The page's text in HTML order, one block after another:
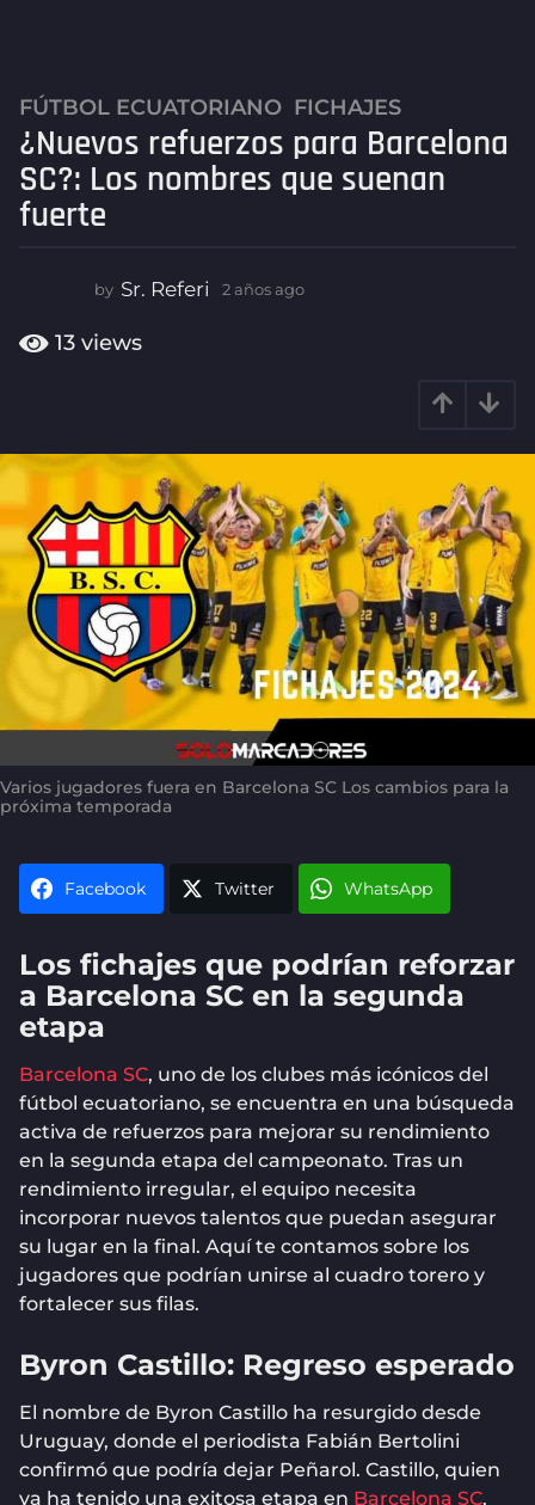
2
a
ñ
o
s
2
s
g
o
FÚTBOL ECUATORIANO ,FICHAJES
¿Nuevos refuerzos para Barcelona
SC?: Los nombres que suenan
fuerte
by Sr. Referi 2 años ago
13 views
Varios jugadores fuera en Barcelona SC Los cambios para la
próxima temporada
Facebook Twitter WhatsApp
Los fichajes que podrían reforzar
a Barcelona SC en la segunda
etapa
Barcelona SC, uno de los clubes más icónicos del
fútbol ecuatoriano, se encuentra en una búsqueda
activa de refuerzos para mejorar su rendimiento
en la segunda etapa del campeonato. Tras un
rendimiento irregular, el equipo necesita
incorporar nuevos talentos que puedan asegurar
su lugar en la final. Aquí te contamos sobre los
jugadores que podrían unirse al cuadro torero y
fortalecer sus filas.
Byron Castillo: Regreso esperado
El nombre de Byron Castillo ha resurgido desde
Uruguay, donde el periodista Fabián Bertolini
confirmó que podría dejar Peñarol. Castillo, quien
ya ha tenido una exitosa etapa en Barcelona SC,